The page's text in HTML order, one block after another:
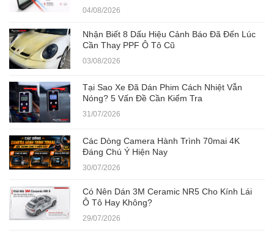
04/08/2026
Nhận Biết 8 Dấu Hiệu Cảnh Báo Đã Đến Lúc
Cần Thay PPF Ô Tô Cũ
03/08/2026
Tại Sao Xe Đã Dán Phim Cách Nhiệt Vẫn
Nóng? 5 Vấn Đề Cần Kiểm Tra
31/07/2026
Các Dòng Camera Hành Trình 70mai 4K
Đáng Chú Ý Hiện Nay
30/07/2026
Có Nên Dán 3M Ceramic NR5 Cho Kính Lái
Ô Tô Hay Không?
29/07/2026